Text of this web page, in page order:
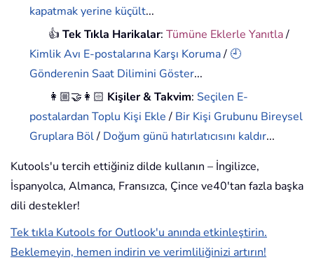
kapatmak yerine küçült...
👍Tek Tıkla Harikalar:Tümüne Eklerle Yanıtla/
Kimlik Avı E-postalarına Karşı Koruma/ 🕘
Gönderenin Saat Dilimini Göster...
👩🏼‍🤝‍👩🏻 Kişiler & Takvim: Seçilen E-
postalardan Toplu Kişi Ekle/ Bir Kişi Grubunu Bireysel
Gruplara Böl/ Doğum günü hatırlatıcısını kaldır...
Kutools'u tercih ettiğiniz dilde kullanın – İngilizce,
İspanyolca, Almanca, Fransızca, Çince ve40'tan fazla başka
dili destekler!
Tek tıkla Kutools for Outlook'u anında etkinleştirin.
Beklemeyin, hemen indirin ve verimliliğinizi artırın!